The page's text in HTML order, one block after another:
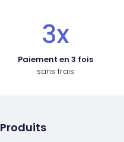
Paiement en 3 fois
sans frais
Produits